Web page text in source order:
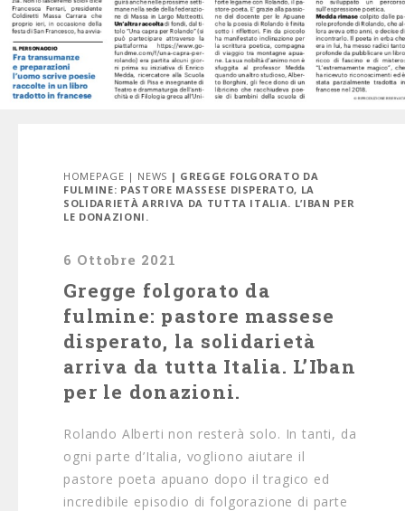
HOMEPAGE | NEWS | GREGGE FOLGORATO DA
FULMINE: PASTORE MASSESE DISPERATO, LA
SOLIDARIETÀ ARRIVA DA TUTTA ITALIA. L’IBAN PER
LE DONAZIONI.
6 Ottobre 2021
Gregge folgorato da
fulmine: pastore massese
disperato, la solidarietà
arriva da tutta Italia. L’Iban
per le donazioni.
Rolando Alberti non resterà solo. In tanti, da
ogni parte d’Italia, vogliono aiutare il
pastore poeta apuano dopo il tragico ed
incredibile episodio di folgorazione di parte